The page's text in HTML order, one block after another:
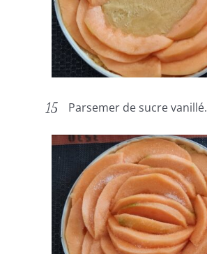
Parsemer de sucre vanillé.